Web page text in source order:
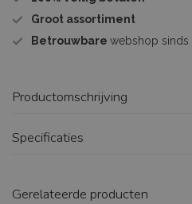
Groot assortiment
Betrouwbare webshop sinds
Productomschrijving
Specificaties
Gerelateerde producten